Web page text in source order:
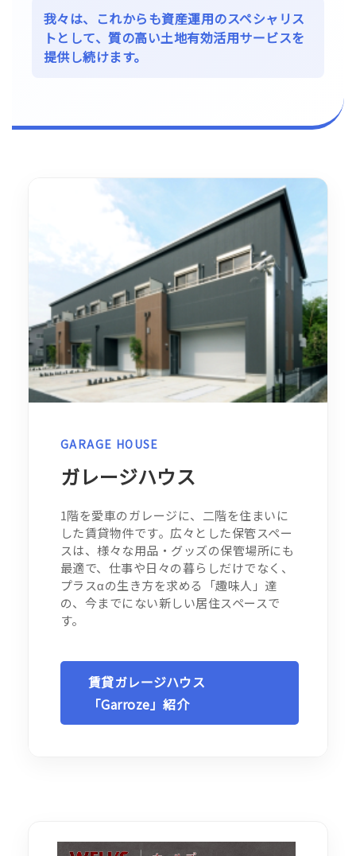
我々は、これからも資産運用のスペシャリス
トとして、質の高い土地有効活用サービスを
提供し続けます。
GARAGE HOUSE
ガレージハウス
1階を愛車のガレージに、二階を住まいに
した賃貸物件です。広々とした保管スペー
スは、様々な用品・グッズの保管場所にも
最適で、仕事や日々の暮らしだけでなく、
プラスαの生き方を求める「趣味人」達
の、今までにない新しい居住スペースで
す。
賃貸ガレージハウス
「Garroze」紹介